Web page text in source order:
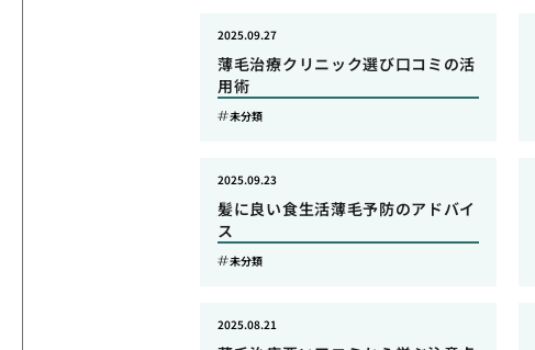
薄毛治療クリニック選び口コミの活
用術
2025.09.27
未分類
髪に良い食生活薄毛予防のアドバイ
ス
2025.09.23
未分類
2025.08.21